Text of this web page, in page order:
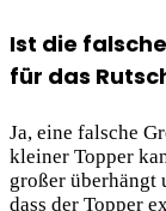
Ist die
für das
Ja, eine falsche
kleiner Topper
großer überhängt
dass der Topper